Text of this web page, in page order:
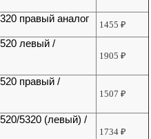
правый аналог
1455₽
левый /
1905₽
правый /
1507₽
5320 (левый) /
1734₽